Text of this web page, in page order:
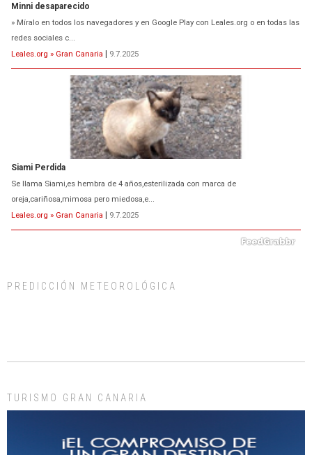
Minni desaparecido
» Míralo en todos los navegadores y en Google Play con Leales.org o en todas las
redes sociales c...
Leales.org » Gran Canaria | 9.7.2025
Siami Perdida
Se llama Siami,es hembra de 4 años,esterilizada con marca de
oreja,cariñosa,mimosa pero miedosa,e...
Leales.org » Gran Canaria | 9.7.2025
días, ella incluida...
PREDICCIÓN METEOROLÓGICA
TURISMO GRAN CANARIA